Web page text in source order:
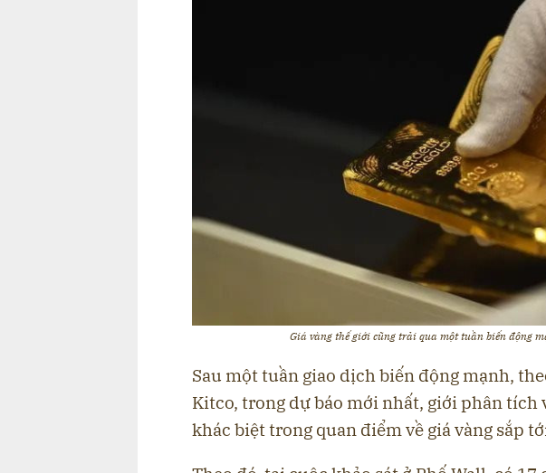
Giá vàng thế giới cũng trải qua một tuần biến động
Sau một tuần giao dịch biến động mạnh,
Kitco, trong dự báo mới nhất, giới phân tích
khác biệt trong quan điểm về giá vàng sắp